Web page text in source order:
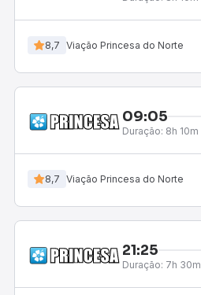
8,7 Viação Princesa do Norte
09:05
Duração: 8h 10m
8,7 Viação Princesa do Norte
21:25
Duração: 7h 30m